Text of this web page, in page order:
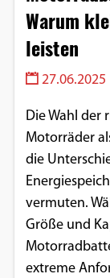
Warum
leisten
27.06.2025
Die Wahl der
Motorräder
die
vermuten.
Größe und
extreme